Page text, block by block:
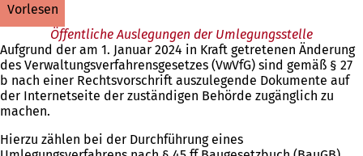
vorlesen
Öffentliche Auslegungen der Umlegungsstelle
Aufgrund der am 1. Januar 2024 in Kraft getretenen Änderung
des Verwaltungsverfahrensgesetzes (VwVfG) sind gemäß § 27
b nach einer Rechtsvorschrift auszulegende Dokumente auf
der Internetseite der zuständigen Behörde zugänglich zu
machen.
Hierzu zählen bei der Durchführung eines